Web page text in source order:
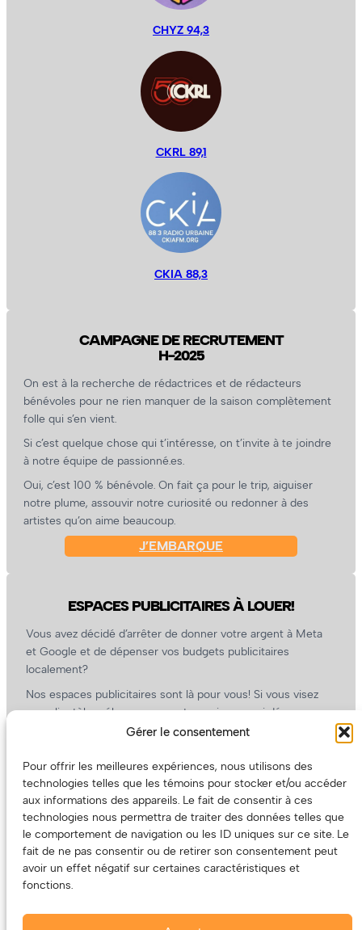
Gérer le consentement
Pour offrir les meilleures expériences, nous utilisons des
technologies telles que les témoins pour stocker et/ou accéder
aux informations des appareils. Le fait de consentir à ces
technologies nous permettra de traiter des données telles que
le comportement de navigation ou les ID uniques sur ce site. Le
fait de ne pas consentir ou de retirer son consentement peut
avoir un effet négatif sur certaines caractéristiques et
fonctions.
CHYZ 94,3
CKRL 89,1
CKIA 88,3
CAMPAGNE DE RECRUTEMENT
H-2025
On est à la recherche de rédactrices et de rédacteurs
bénévoles pour ne rien manquer de la saison complètement
folle qui s’en vient.
Si c’est quelque chose qui t’intéresse, on t’invite à te joindre
à notre équipe de passionné.es.
Oui, c’est 100 % bénévole. On fait ça pour le trip, aiguiser
notre plume, assouvir notre curiosité ou redonner à des
artistes qu’on aime beaucoup.
J’EMBARQUE
ESPACES PUBLICITAIRES À LOUER!
Vous avez décidé d’arrêter de donner votre argent à Meta
et Google et de dépenser vos budgets publicitaires
localement?
Nos espaces publicitaires sont là pour vous! Si vous visez
une clientèle mélomane, ouverte, curieuse, qui dépense
l’argent qu’elle a (ou pas) dans la culture, nous sommes un
On prépare une grille tarifaire intéressante et on vous
revient.
(Oui, on va avoir des tarifs spéciaux pour vous, les artistes!)